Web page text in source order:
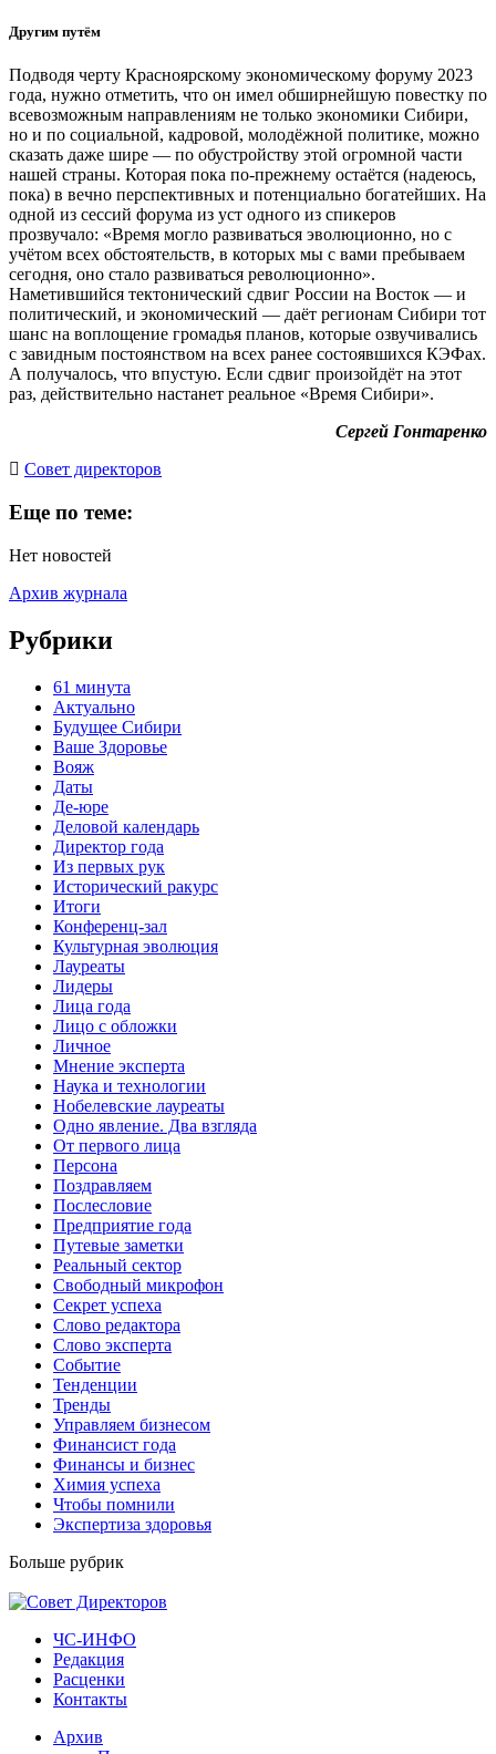
Другим путём
Подводя черту Красноярскому экономическому форуму 2023
года, нужно отметить, что он имел обширнейшую повестку по
всевозможным направлениям не только экономики Сибири,
но и по социальной, кадровой, молодёжной политике, можно
сказать даже шире — по обустройству этой огромной части
нашей страны. Которая пока по-прежнему остаётся (надеюсь,
пока) в вечно перспективных и потенциально богатейших. На
одной из сессий форума из уст одного из спикеров
прозвучало: «Время могло развиваться эволюционно, но с
учётом всех обстоятельств, в которых мы с вами пребываем
сегодня, оно стало развиваться революционно».
Наметившийся тектонический сдвиг России на Восток — и
политический, и экономический — даёт регионам Сибири тот
шанс на воплощение громадья планов, которые озвучивались
с завидным постоянством на всех ранее состоявшихся КЭФах.
А получалось, что впустую. Если сдвиг произойдёт на этот
раз, действительно настанет реальное «Время Сибири».
Сергей Гонтаренко
Cовет директоров
Еще по теме:
Нет новостей
Архив журнала
Рубрики
61 минута
Актуально
Будущее Сибири
Ваше Здоровье
Вояж
Даты
Де-юре
Деловой календарь
Директор года
Из первых рук
Исторический ракурс
Итоги
Конференц-зал
Культурная эволюция
Лауреаты
Лидеры
Лица года
Лицо с обложки
Личное
Мнение эксперта
Наука и технологии
Нобелевские лауреаты
Одно явление. Два взгляда
От первого лица
Персона
Поздравляем
Послесловие
Предприятие года
Путевые заметки
Реальный сектор
Свободный микрофон
Секрет успеха
Слово редактора
Слово эксперта
Событие
Тенденции
Тренды
Управляем бизнесом
Финансист года
Финансы и бизнес
Химия успеха
Чтобы помнили
Экспертиза здоровья
Больше рубрик
ЧС-ИНФО
Редакция
Расценки
Контакты
Архив